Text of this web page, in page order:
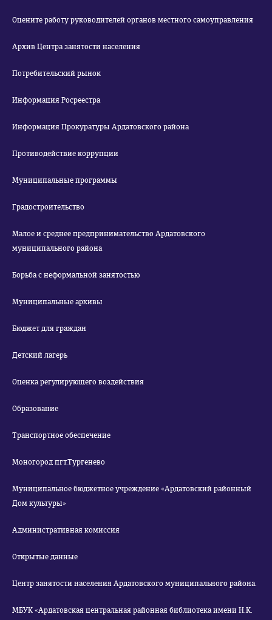
Оцените работу руководителей органов местного самоуправления
Архив Центра занятости населения
Потребительский рынок
Информация Росреестра
Информация Прокуратуры Ардатовского района
Противодействие коррупции
Муниципальные программы
Градостроительство
Малое и среднее предпринимательство Ардатовского
муниципального района
Борьба с неформальной занятостью
Муниципальные архивы
Бюджет для граждан
Детский лагерь
Оценка регулирующего воздействия
Образование
Транспортное обеспечение
Моногород пгт.Тургенево
Муниципальное бюджетное учреждение «Ардатовский районный
Дом культуры»
Административная комиссия
Открытые данные
Центр занятости населения Ардатовского муниципального района.
МБУК «Ардатовская центральная районная библиотека имени Н.К.